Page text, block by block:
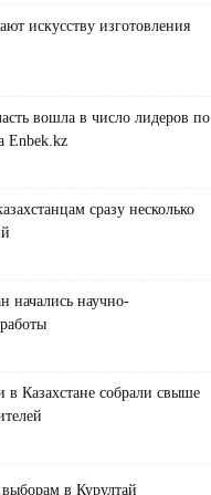
искусству изготовления
вошла в число лидеров по
Enbek.kz
сразу несколько
начались научно-
в Казахстане собрали свыше
в Курултай